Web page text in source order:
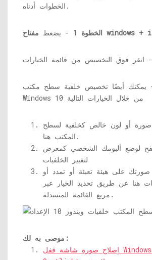
الخطوات أدناه.
الخطوة 1 - يضعط مفتاح windows + i
- انقر فوق التخصيص من قائمة الخيارات
يمكنك أيضًا تخصيص خلفية سطح مكتب
Windows 10 من خلال الخيارات التالية
صورة أو لون خالص كخلفية لسطح
المكتب هنا.
لوضع ألبومك الشخصي كمعرض
لتغيير الخلفيات
صورتك على هيئة تعبئة أو تمدد أو
هنا عن طريق تحديد الخيار عبر
مربع القائمة المنسدلة.
موصى به لك:
إصلاح صورة شاشة قفل Windows 10